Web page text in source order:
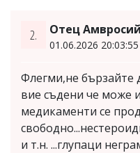
2. Отец Амвросий
01.06.2026 20:03:55
Флегми,не бързайте
вие съдени че може
медикаменти се
и т.н. ...глупаци